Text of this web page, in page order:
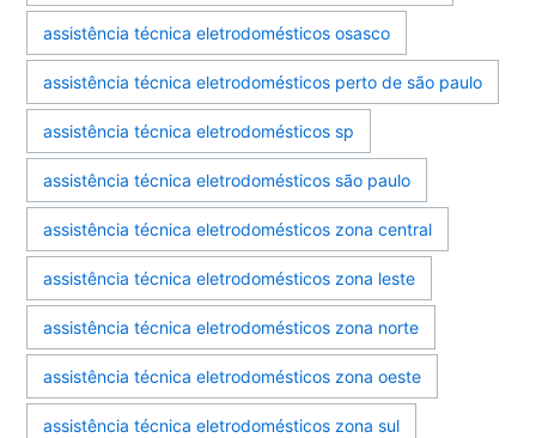
assistência técnica eletrodomésticos osasco
assistência técnica eletrodomésticos perto de são paulo
assistência técnica eletrodomésticos sp
assistência técnica eletrodomésticos são paulo
assistência técnica eletrodomésticos zona central
assistência técnica eletrodomésticos zona leste
assistência técnica eletrodomésticos zona norte
assistência técnica eletrodomésticos zona oeste
assistência técnica eletrodomésticos zona sul